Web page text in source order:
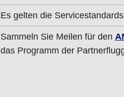
Es gelten die
Sammeln Sie Meilen für den
das Programm der